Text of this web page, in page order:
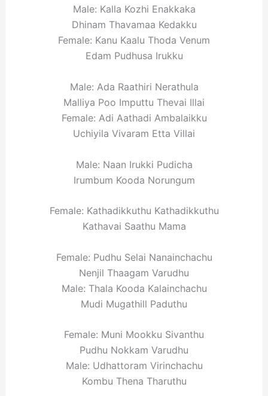
Male: Kalla Kozhi Enakkaka
Dhinam Thavamaa Kedakku
Female: Kanu Kaalu Thoda Venum
Edam Pudhusa Irukku
Male: Ada Raathiri Nerathula
Malliya Poo Imputtu Thevai Illai
Female: Adi Aathadi Ambalaikku
Uchiyila Vivaram Etta Villai
Male: Naan Irukki Pudicha
Irumbum Kooda Norungum
Female: Kathadikkuthu Kathadikkuthu
Kathavai Saathu Mama
Female: Pudhu Selai Nanainchachu
Nenjil Thaagam Varudhu
Male: Thala Kooda Kalainchachu
Mudi Mugathill Paduthu
Female: Muni Mookku Sivanthu
Pudhu Nokkam Varudhu
Male: Udhattoram Virinchachu
Kombu Thena Tharuthu